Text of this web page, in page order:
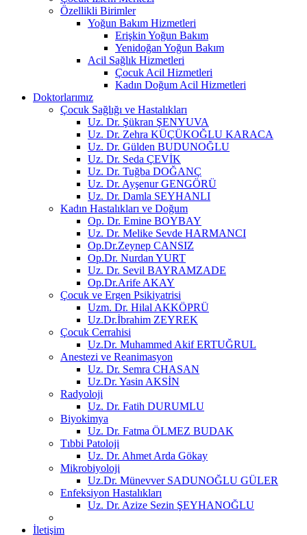
Özellikli Birimler
Yoğun Bakım Hizmetleri
Erişkin Yoğun Bakım
Yenidoğan Yoğun Bakım
Acil Sağlık Hizmetleri
Çocuk Acil Hizmetleri
Kadın Doğum Acil Hizmetleri
Doktorlarımız
Çocuk Sağlığı ve Hastalıkları
Uz. Dr. Şükran ŞENYUVA
Uz. Dr. Zehra KÜÇÜKOĞLU KARACA
Uz. Dr. Gülden BUDUNOĞLU
Uz. Dr. Seda ÇEVİK
Uz. Dr. Tuğba DOĞANÇ
Uz. Dr. Ayşenur GENGÖRÜ
Uz. Dr. Damla SEYHANLI
Kadın Hastalıkları ve Doğum
Op. Dr. Emine BOYBAY
Uz. Dr. Melike Sevde HARMANCI
Op.Dr.Zeynep CANSIZ
Op.Dr. Nurdan YURT
Uz. Dr. Sevil BAYRAMZADE
Op.Dr.Arife AKAY
Çocuk ve Ergen Psikiyatrisi
Uzm. Dr. Hilal AKKÖPRÜ
Uz.Dr.İbrahim ZEYREK
Çocuk Cerrahisi
Uz.Dr. Muhammed Akif ERTUĞRUL
Anestezi ve Reanimasyon
Uz. Dr. Semra CHASAN
Uz.Dr. Yasin AKSİN
Radyoloji
Uz. Dr. Fatih DURUMLU
Biyokimya
Uz. Dr. Fatma ÖLMEZ BUDAK
Tıbbi Patoloji
Uz. Dr. Ahmet Arda Gökay
Mikrobiyoloji
Uz.Dr. Münevver SADUNOĞLU GÜLER
Enfeksiyon Hastalıkları
Uz. Dr. Azize Sezin ŞEYHANOĞLU
İletişim